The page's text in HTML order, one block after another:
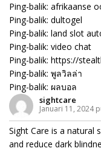
Ping-balik: afrikaanse
Ping-balik: dultogel
Ping-balik: land slot
Ping-balik: video chat
Ping-balik: https://
Ping-balik: พูลวิลล่า
Ping-balik: ผลบอล
sightcare
Januari 11, 2024
Sight Care is a natural
and reduce dark